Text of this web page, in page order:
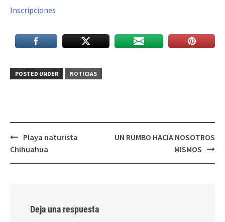
Inscripciones
POSTED UNDER NOTICIAS
Post
navigation
Playa naturista
Chihuahua
UN RUMBO HACIA NOSOTROS
MISMOS
Deja una respuesta